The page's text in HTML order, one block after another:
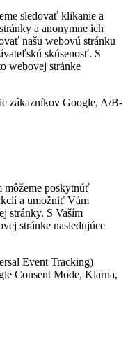
sledovať klikanie a
a anonymne ich
našu webovú stránku
skúsenosť. S
webovej stránke
zákazníkov Google, A/B-
môžeme poskytnúť
a umožniť Vám
stránky. S Vaším
stránke nasledujúce
Event Tracking)
Consent Mode, Klarna,